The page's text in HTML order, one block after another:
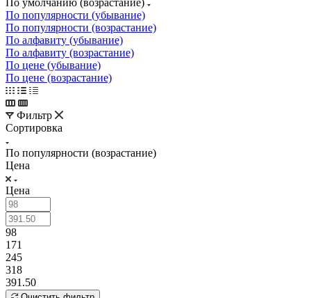
По популярности (убывание)
По популярности (возрастание)
По алфавиту (убывание)
По алфавиту (возрастание)
По цене (убывание)
По цене (возрастание)
Фильтр
Сортировка
По популярности (возрастание)
Цена
Цена
98
171
245
318
391.50